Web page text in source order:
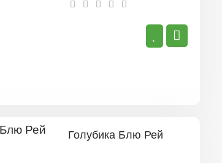
Голубика Блю Рей